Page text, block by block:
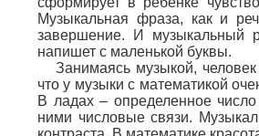
Музыкальная фраза, как и
завершение. И музыкальный
напишет с маленькой буквы.
Занимаясь музыкой,
что у музыки с математикой
В ладах – определенное
ними числовые связи.